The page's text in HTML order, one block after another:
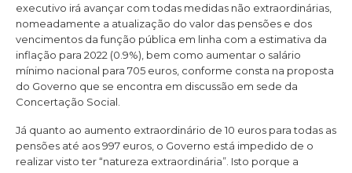
executivo irá avançar com todas medidas não extraordinárias,
nomeadamente a atualização do valor das pensões e dos
vencimentos da função pública em linha com a estimativa da
inflação para 2022 (0.9%), bem como aumentar o salário
mínimo nacional para 705 euros, conforme consta na proposta
do Governo que se encontra em discussão em sede da
Concertação Social.
Já quanto ao aumento extraordinário de 10 euros para todas as
pensões até aos 997 euros, o Governo está impedido de o
realizar visto ter “natureza extraordinária”. Isto porque a